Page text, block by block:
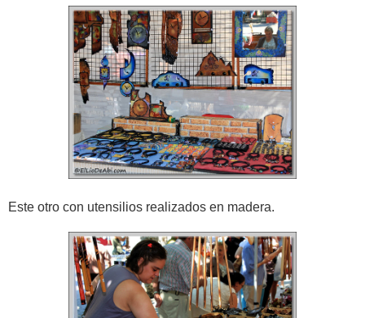
Este otro con utensilios realizados en madera.